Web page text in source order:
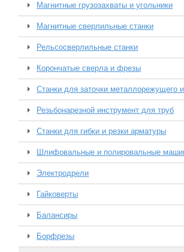
Магнитные грузозахваты и угольники
Магнитные сверлильные станки
Рельсосверлильные станки
Корончатые сверла и фрезы
Станки для заточки металлорежущего
Резьбонарезной инструмент для труб
Станки для гибки и резки арматуры
Шлифовальные и полировальные
Электродрели
Гайковерты
Балансиры
Борфрезы